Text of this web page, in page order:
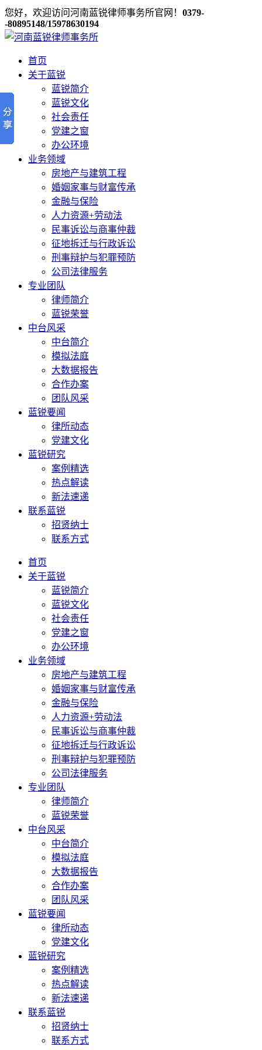
您好，欢迎访问河南蓝锐律师事务所官网！ 0379-
-80895148/15978630194
首页
关于蓝锐
蓝锐简介
蓝锐文化
社会责任
党建之窗
办公环境
业务领域
房地产与建筑工程
婚姻家事与财富传承
金融与保险
人力资源+劳动法
民事诉讼与商事仲裁
征地拆迁与行政诉讼
刑事辩护与犯罪预防
公司法律服务
专业团队
律师简介
蓝锐荣誉
中台风采
中台简介
模拟法庭
大数据报告
合作办案
团队风采
蓝锐要闻
律所动态
党建文化
蓝锐研究
案例精选
热点解读
新法速递
联系蓝锐
招贤纳士
联系方式
首页
关于蓝锐
蓝锐简介
蓝锐文化
社会责任
党建之窗
办公环境
业务领域
房地产与建筑工程
婚姻家事与财富传承
金融与保险
人力资源+劳动法
民事诉讼与商事仲裁
征地拆迁与行政诉讼
刑事辩护与犯罪预防
公司法律服务
专业团队
律师简介
蓝锐荣誉
中台风采
中台简介
模拟法庭
大数据报告
合作办案
团队风采
蓝锐要闻
律所动态
党建文化
蓝锐研究
案例精选
热点解读
新法速递
联系蓝锐
招贤纳士
联系方式